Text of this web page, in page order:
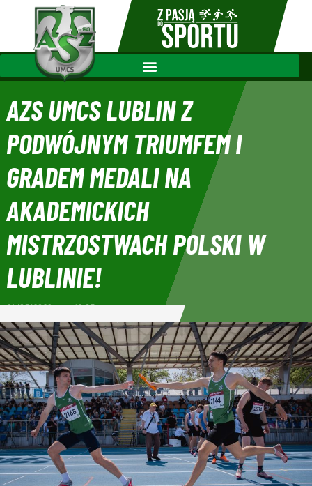
AZS UMCS LUBLIN Z
PODWÓJNYM TRIUMFEM I
GRADEM MEDALI NA
AKADEMICKICH
MISTRZOSTWACH POLSKI W
LUBLINIE!
24/05/2026 19:07